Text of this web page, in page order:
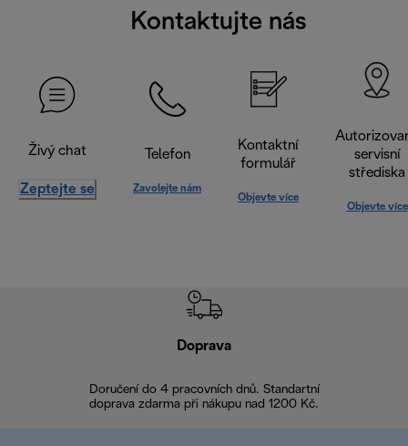
Kontaktujte nás
Živý chat
Zeptejte se
Telefon
Zavolejte nám
Kontaktní
formulář
Objevte více
servisní
střediska
Objevte více
Doprava
Doručení do 4 pracovních dnů. Standartní
doprava zdarma při nákupu nad 1200 Kč.